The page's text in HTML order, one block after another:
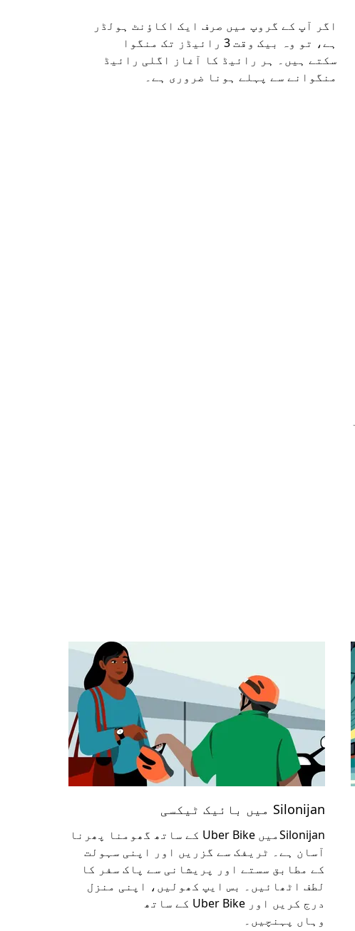
اگر آپ کے گروپ میں صرف ایک اکاؤنٹ ہولڈر
ہے، تو وہ بیک وقت 3 رائیڈز تک منگوا
سکتے ہیں۔ ہر رائیڈ کا آغاز اگلی رائیڈ
منگوانے سے پہلے ہونا ضروری ہے۔
Silonijan میں بائیک ٹیکسی
Silonijanمیں Uber Bike کے ساتھ گھومنا پھرنا
آسان ہے۔ ٹریفک سے گزریں اور اپنی سہولت
کے مطابق سستے اور پریشانی سے پاک سفر کا
لطف اٹھائیں۔ بس ایپ کھولیں، اپنی منزل
درج کریں اور Uber Bike کے ساتھ
وہاں پہنچیں۔